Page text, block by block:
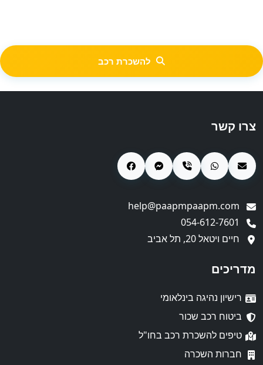
להשכרת רכב
צרו קשר
חיים ויטאל 20, תל אביב
מדריכים
רישיון נהיגה בינלאומי
ביטוח רכב שכור
טיפים להשכרת רכב בחו"ל
חברות השכרה